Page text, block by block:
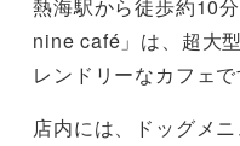
熱海駅から徒歩約10
nine café」は、超大
レンドリーなカフェで
店内には、ドッグメ